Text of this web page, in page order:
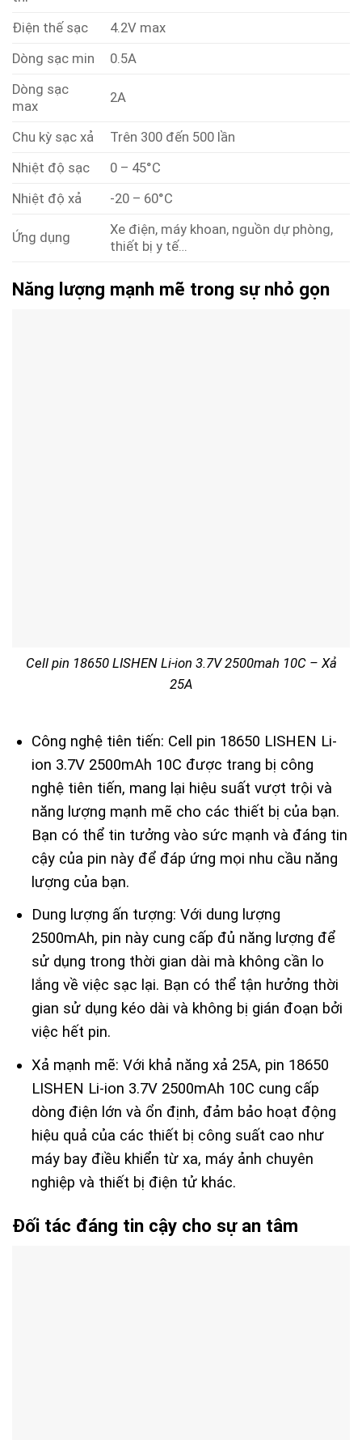
Điện thế sạc
4.2V max
Dòng sạc min
0.5A
Dòng sạc
max
2A
Chu kỳ sạc xả
Trên 300 đến 500 lần
Nhiệt độ sạc
0 – 45°C
Nhiệt độ xả
-20 – 60°C
Ứng dụng
Xe điện, máy khoan, nguồn dự phòng,
thiết bị y tế…
Năng lượng mạnh mẽ trong sự nhỏ gọn
Cell pin 18650 LISHEN Li-ion 3.7V 2500mah 10C – Xả
25A
Công nghệ tiên tiến: Cell pin 18650 LISHEN Li-
ion 3.7V 2500mAh 10C được trang bị công
nghệ tiên tiến, mang lại hiệu suất vượt trội và
năng lượng mạnh mẽ cho các thiết bị của bạn.
Bạn có thể tin tưởng vào sức mạnh và đáng tin
cậy của pin này để đáp ứng mọi nhu cầu năng
lượng của bạn.
Dung lượng ấn tượng: Với dung lượng
2500mAh, pin này cung cấp đủ năng lượng để
sử dụng trong thời gian dài mà không cần lo
lắng về việc sạc lại. Bạn có thể tận hưởng thời
gian sử dụng kéo dài và không bị gián đoạn bởi
việc hết pin.
Xả mạnh mẽ: Với khả năng xả 25A, pin 18650
LISHEN Li-ion 3.7V 2500mAh 10C cung cấp
dòng điện lớn và ổn định, đảm bảo hoạt động
hiệu quả của các thiết bị công suất cao như
máy bay điều khiển từ xa, máy ảnh chuyên
nghiệp và thiết bị điện tử khác.
Đối tác đáng tin cậy cho sự an tâm